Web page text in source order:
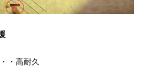
・高耐久